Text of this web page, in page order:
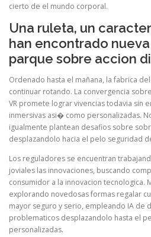
cierto de el mundo corporal.
Una ruleta, un
han encontrado
parque sobre accion
Ordenado hasta el mañana, la fabrica
continuar rotando. La convergencia
VR promete lograr vivencias todavia sin
inmersivas asi� como personalizadas.
igualmente plantean desafios sobre
desplazandolo hacia el pelo seguridad
Los reguladores se encuentran
joviales las innovaciones, buscando
consumidor a la innovacion tecnologica.
explorando novedosas formas regalar
mayor seguro y serio, empleando IA de
problematicos desplazandolo hasta el
personalizadas.